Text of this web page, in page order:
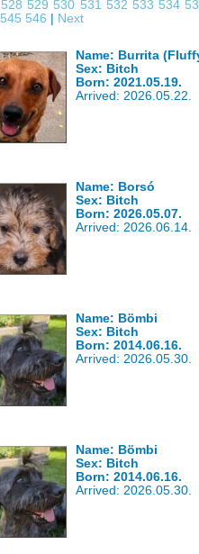
528 529 530 531 532 533 534
545 546 Next
Name: Burrita
Sex: Bitch
Born: 2021.05.19.
Arrived: 2026.05.22.
Name: Borsó
Sex: Bitch
Born: 2026.05.07.
Arrived: 2026.06.14.
Name: Bömbi
Sex: Bitch
Born: 2014.06.16.
Arrived: 2026.05.30.
Name: Bömbi
Sex: Bitch
Born: 2014.06.16.
Arrived: 2026.05.30.